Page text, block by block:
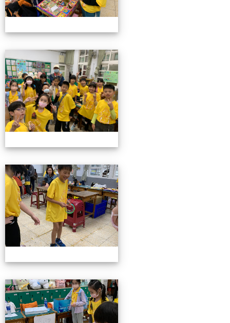
4/26親職教育日(中年級)
4/26親職教育日(中年級)
4/26親職教育日(中年級)